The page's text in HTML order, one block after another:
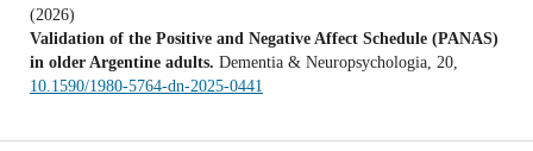
(2026)
Validation of the Positive and Negative Affect Schedule (PANAS)
in older Argentine adults. Dementia & Neuropsychologia, 20,
10.1590/1980-5764-dn-2025-0441